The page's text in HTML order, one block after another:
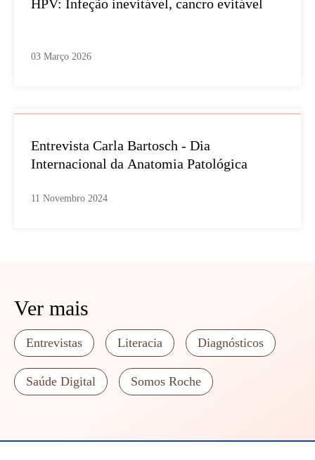
HPV: Infeção inevitável, cancro evitável
03 Março 2026
Entrevista Carla Bartosch - Dia
Internacional da Anatomia Patológica
11 Novembro 2024
Ver mais
Entrevistas Literacia Diagnósticos
Saúde Digital Somos Roche